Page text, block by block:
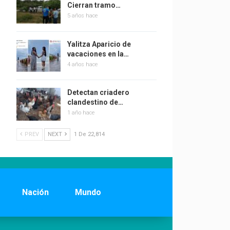
Cierran tramo…
5 años hace
Yalitza Aparicio de
vacaciones en la…
4 años hace
Detectan criadero
clandestino de…
1 año hace
PREV NEXT 1 De 22,814
Nación Mundo